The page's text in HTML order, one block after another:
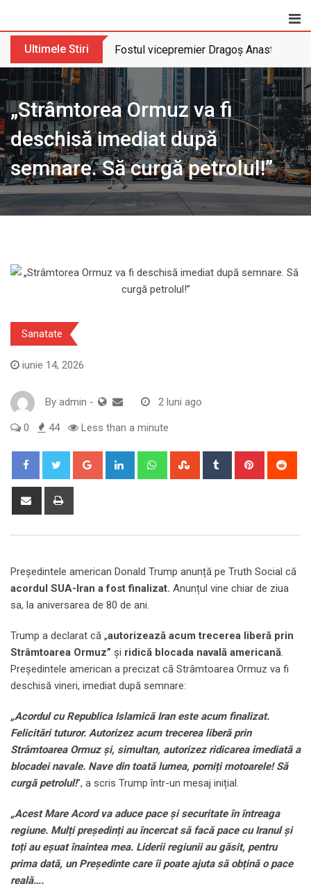
Ultimele Stiri Fostul vicepremier Dragoș Anastasiu
„Strâmtorea Ormuz va fi
deschisă imediat după
semnare. Să curgă petrolul!”
Sanatate
iunie 14, 2026
By admin - 2 luni ago
0 44 Less than a minute
Google+ LinkedIn WhatsappStumbleUpon
Tumblr Pinterest
Share
Președintele american Donald Trump anunță pe Truth Social că
acordul SUA-Iran a fost finalizat. Anunțul vine chiar de ziua
sa, la aniversarea de 80 de ani.
Trump a declarat că „autorizează acum trecerea liberă prin
Strâmtoarea Ormuz” și ridică blocada navală americană.
Președintele american a precizat că Strâmtoarea Ormuz va fi
deschisă vineri, imediat după semnare:
„Acordul cu Republica Islamică Iran este acum finalizat.
Felicitări tuturor. Autorizez acum trecerea liberă prin
Strâmtoarea Ormuz și, simultan, autorizez ridicarea imediată a
blocadei navale. Nave din toată lumea, porniți motoarele! Să
curgă petrolul!”, a scris Trump într-un mesaj inițial.
„Acest Mare Acord va aduce pace și securitate în întreaga
regiune. Mulți președinți au încercat să facă pace cu Iranul și
toți au eșuat înaintea mea. Liderii regiunii au găsit, pentru
prima dată, un Președinte care îi poate ajuta să obțină o pace
reală….